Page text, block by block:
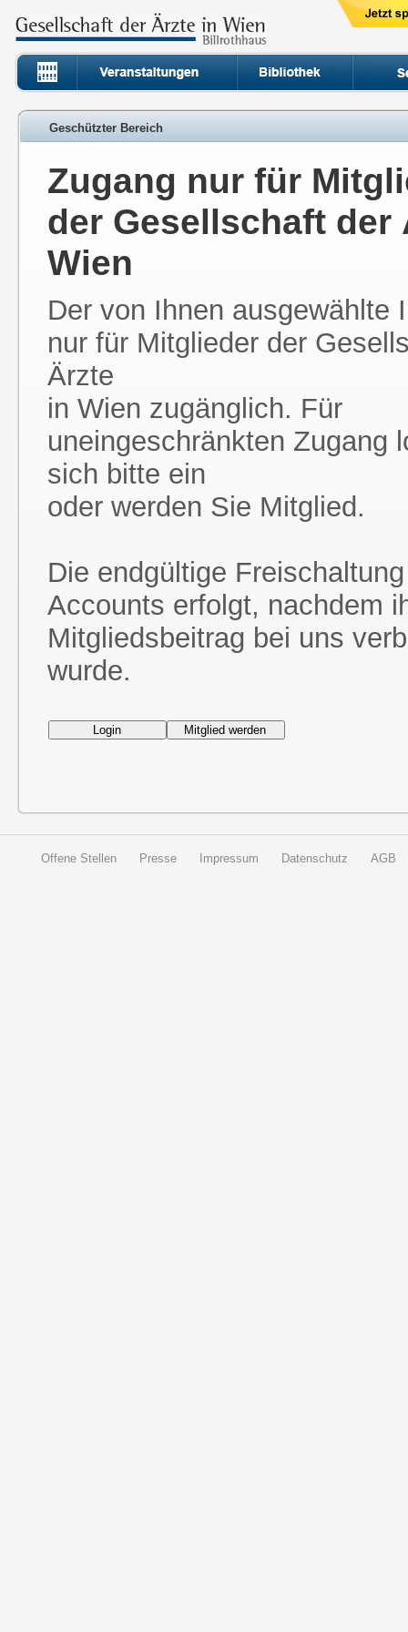
Geschützter Bereich
Zugang nur für
der Gesellschaft der
Wien
Der von Ihnen ausgewählte
nur für Mitglieder der
Ärzte
in Wien zugänglich. Für
uneingeschränkten Zugang
sich bitte ein
oder werden Sie Mitglied.
Die endgültige
Accounts erfolgt, nachdem
Mitgliedsbeitrag bei uns
wurde.
Offene Stellen Presse Impressum Datenschutz AGB